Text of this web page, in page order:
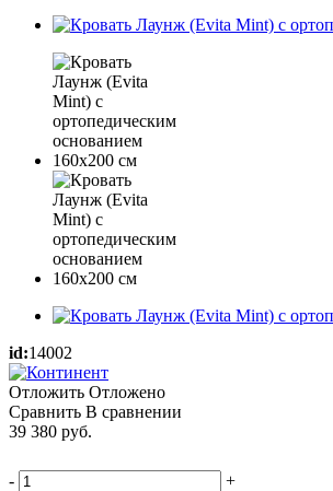
id:14002
Отложить Отложено
Сравнить В сравнении
39 380 руб.
- +